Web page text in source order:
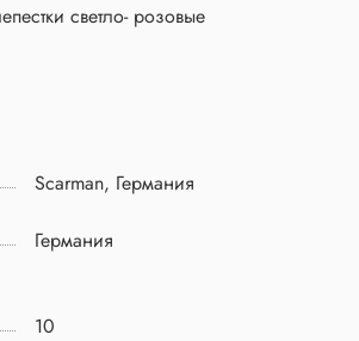
светло- розовые
Scarman, Германия
Германия
10